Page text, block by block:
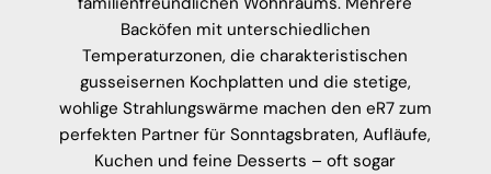
Backöfen mit unterschiedlichen
Temperaturzonen, die charakteristischen
gusseisernen Kochplatten und die stetige,
wohlige Strahlungswärme machen den eR7 zum
perfekten Partner für Sonntagsbraten, Aufläufe,
Kuchen und feine Desserts – oft sogar